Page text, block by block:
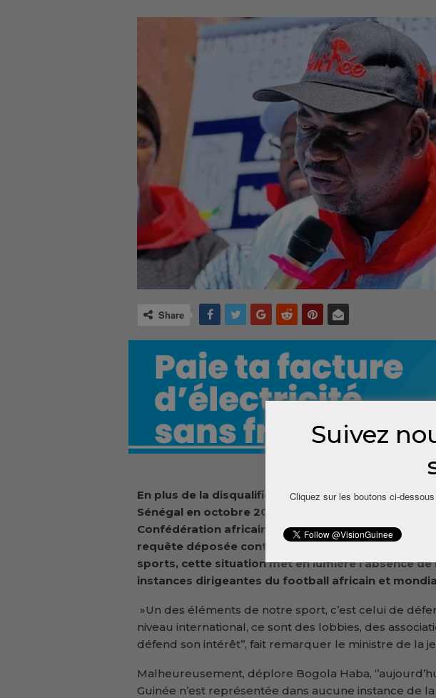
Share
En plus de la disqualification du Syli national U17 à
Sénégal en octobre 2024, la Guinée a essuyé un
Confédération africaine de football (CAF) a débouté
requête déposée contre la Tanzanie. Pour le
sports, cette situation met en lumière l’absence de
instances dirigeantes du football africain et
»Un des éléments de notre sport, c’est celui de
niveau international, ce sont des lobbies, des
défend son intérêt’’, fait remarquer le ministre de la
Malheureusement, déplore Bogola Haba,
Guinée n’est représentée dans aucune instance de
Suivez
Cliquez sur les boutons ci-